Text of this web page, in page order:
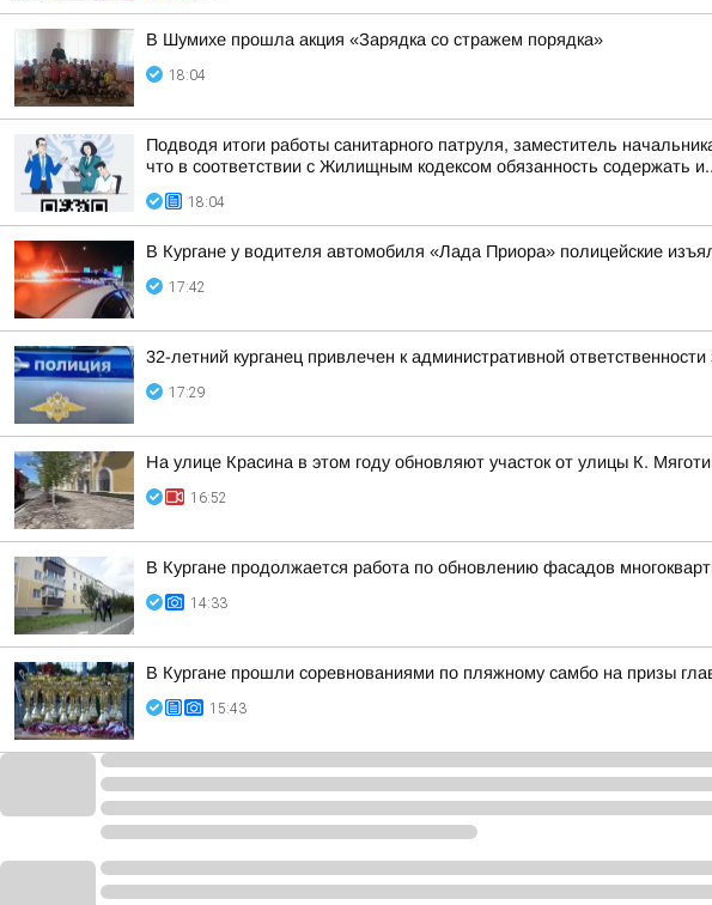
В Шумихе прошла акция «Зарядка со стражем порядка»
18:04
Подводя итоги работы санитарного патруля, заместитель
что в соответствии с Жилищным кодексом обязанность содержать
18:04
В Кургане у водителя автомобиля «Лада Приора» полицейские
17:42
32-летний курганец привлечен к административной
17:29
На улице Красина в этом году обновляют участок от улицы К.
16:52
В Кургане продолжается работа по обновлению фасадов
14:33
В Кургане прошли соревнованиями по пляжному самбо на призы
15:43